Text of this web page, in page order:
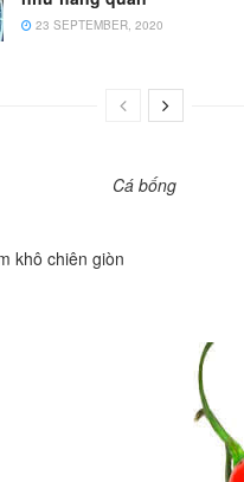
23 SEPTEMBER, 2020
Cá bống
khô chiên giòn